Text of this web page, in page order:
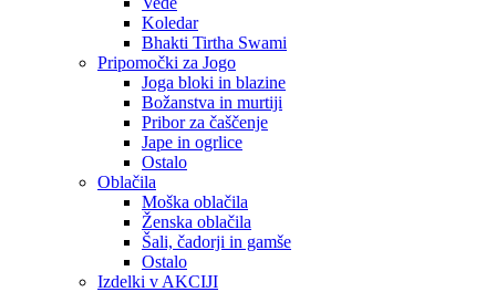
Koledar
Bhakti Tirtha Swami
Pripomočki za Jogo
Joga bloki in blazine
Božanstva in murtiji
Pribor za čaščenje
Jape in ogrlice
Ostalo
Oblačila
Moška oblačila
Ženska oblačila
Šali, čadorji in gamše
Ostalo
Izdelki v AKCIJI